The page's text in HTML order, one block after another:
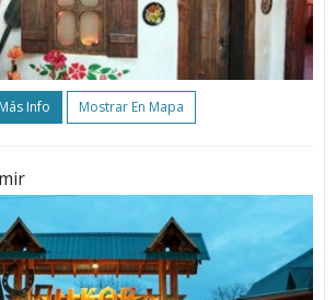
Más Info Mostrar En Mapa